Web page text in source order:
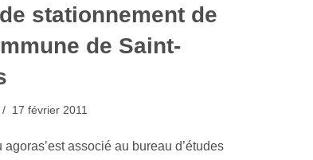
stationnement de
de Saint-
17 février 2011
agoras’est associé au bureau d’études